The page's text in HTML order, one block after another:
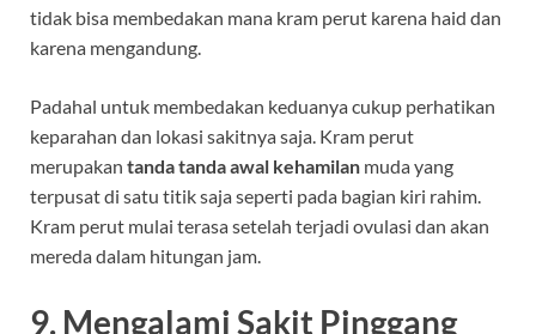
tidak bisa membedakan mana kram perut karena haid dan
karena mengandung.
Padahal untuk membedakan keduanya cukup perhatikan
keparahan dan lokasi sakitnya saja. Kram perut
merupakan tanda tanda awal kehamilan muda yang
terpusat di satu titik saja seperti pada bagian kiri rahim.
Kram perut mulai terasa setelah terjadi ovulasi dan akan
mereda dalam hitungan jam.
9. Mengalami Sakit Pinggang